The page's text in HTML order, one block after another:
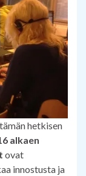
hetkisen
alkaen
ovat
innostusta ja